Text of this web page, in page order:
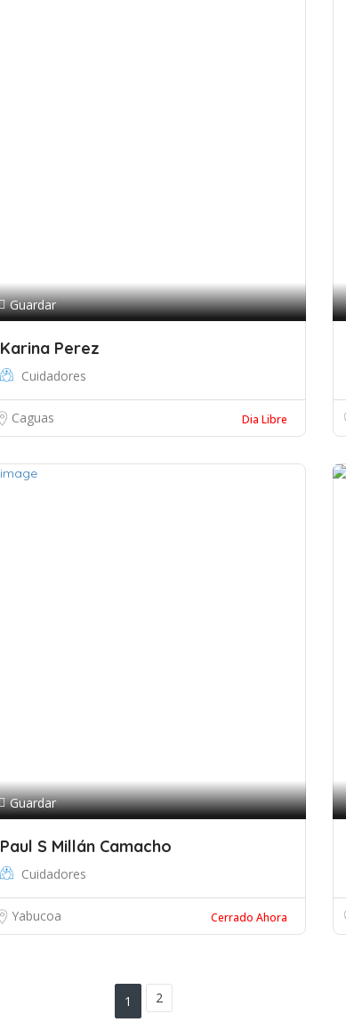
Guardar
Karina Perez
Cuidadores
Caguas Dia Libre
Guardar
Paul S Millán Camacho
Cuidadores
Yabucoa Cerrado Ahora
1 2